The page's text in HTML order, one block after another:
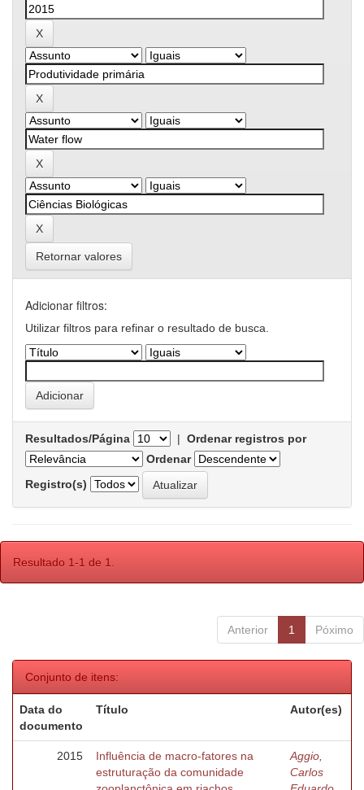
Retornar valores
Adicionar filtros:
Utilizar filtros para refinar o resultado de busca.
Resultados/Página | Ordenar registros por
Ordenar
Registro(s)
Resultado 1-1 de 1.
Anterior 1 Póximo
Conjunto de itens:
Data do
documento
Título Autor(es)
2015
Influência de macro-fatores na
estruturação da comunidade
Aggio,
Carlos